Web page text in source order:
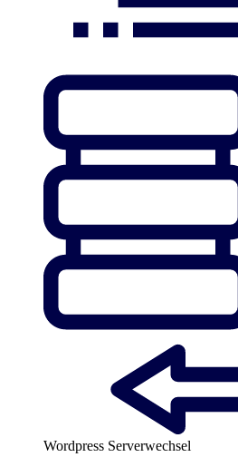
Wordpress Serverwechsel